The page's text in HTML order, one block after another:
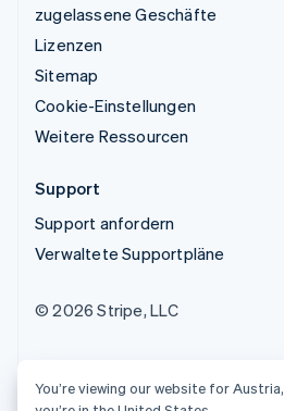
zugelassene Geschäfte
Lizenzen
Sitemap
Cookie-Einstellungen
Weitere Ressourcen
Support
Support anfordern
Verwaltete Supportpläne
© 2026 Stripe, LLC
You’re viewing our website for